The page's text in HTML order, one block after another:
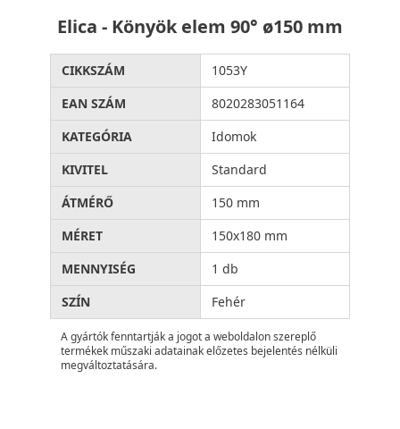
Elica - Könyök elem 90° ø150 mm
CIKKSZÁM
1053Y
EAN SZÁM
8020283051164
KATEGÓRIA
Idomok
KIVITEL
Standard
ÁTMÉRŐ
150 mm
MÉRET
150x180 mm
MENNYISÉG
1 db
SZÍN
Fehér
A gyártók fenntartják a jogot a weboldalon szereplő
termékek műszaki adatainak előzetes bejelentés nélküli
megváltoztatására.